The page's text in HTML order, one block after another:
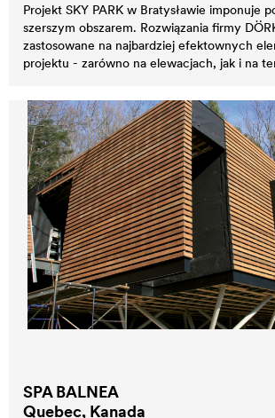
Projekt SKY PARK w Bratysławie imponuje
szerszym obszarem. Rozwiązania firmy
zastosowane na najbardziej efektownych
projektu - zarówno na elewacjach, jak i na
SPA BALNEA
Quebec, Kanada